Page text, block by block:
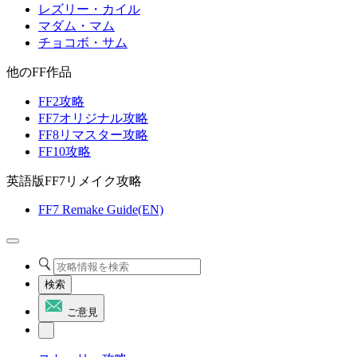
レズリー・カイル
マダム・マム
チョコボ・サム
他のFF作品
FF2攻略
FF7オリジナル攻略
FF8リマスター攻略
FF10攻略
英語版FF7リメイク攻略
FF7 Remake Guide(EN)
検索
ご意見